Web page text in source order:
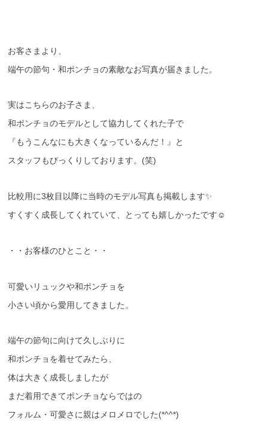
お客さまより、
端午の節句・和ポンチョの素敵なお写真が届きました。
実はこちらのお子さま、
和ポンチョのモデルとして協力してくれた子で
『もうこんなにも大きくなっているんだ！』と
スタッフもびっくりしております。(笑)
比較用に3枚目以降に当時のモデル写真も掲載します✨
すくすく成長してくれていて、とっても嬉しかったです☺
・・お客様のひとこと・・
可愛いリュックや和ポンチョを
小さい頃から愛用してきました。
端午の節句に向けて久しぶりに
和ポンチョを着せてみたら、
体は大きく成長しましたが
まだ着用できてポンチョならではの
フォルム・可愛さに親はメロメロでした(*^^*)